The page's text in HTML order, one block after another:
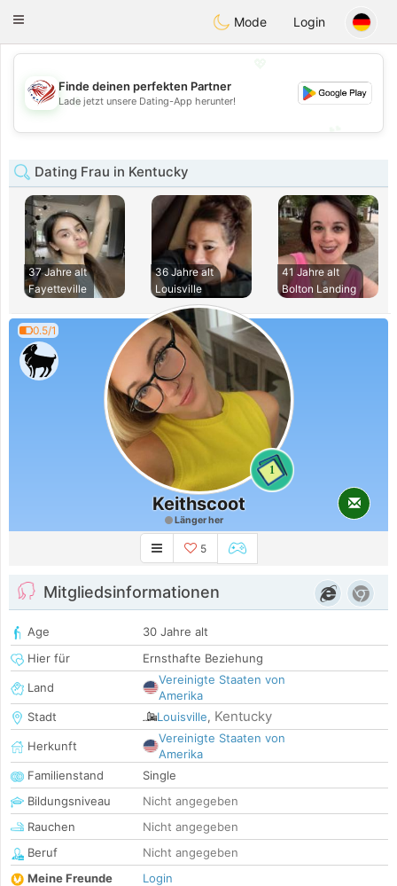
Dating
Toggle
Mode Login
💖
💕
Finde deinen perfekten Partner
Lade jetzt unsere Dating-App herunter!
Dating Frau in Kentucky
37 Jahre alt
Fayetteville
36 Jahre alt
Louisville
41 Jahre alt
Bolton Landing
0.5/1
1
Keithscoot
Länger her
5
Mitgliedsinformationen
Age
30 Jahre alt
Hier für
Ernsthafte Beziehung
Land
Vereinigte Staaten von
Amerika
Stadt
Louisville, Kentucky
Herkunft
Vereinigte Staaten von
Amerika
Familienstand
Single
Bildungsniveau
Nicht angegeben
Rauchen
Nicht angegeben
Beruf
Nicht angegeben
Meine Freunde
Login